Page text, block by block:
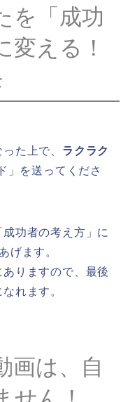
を「成功
変える！
た上で、 ラクラク
」を送ってくださ
功者の考え方」に
げます。
りますので、最後
れます。
画は、自